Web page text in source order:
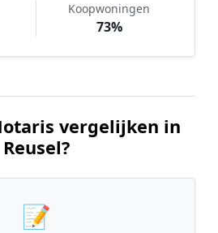
Koopwoningen
73%
vergelijken in
Reusel?
📝